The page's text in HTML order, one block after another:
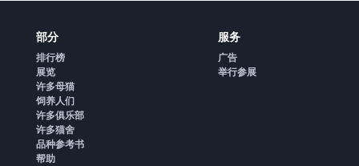
部分
排行榜
展览
许多母猫
饲养人们
许多俱乐部
许多猫舍
品种参考书
帮助
服务
广告
举行参展